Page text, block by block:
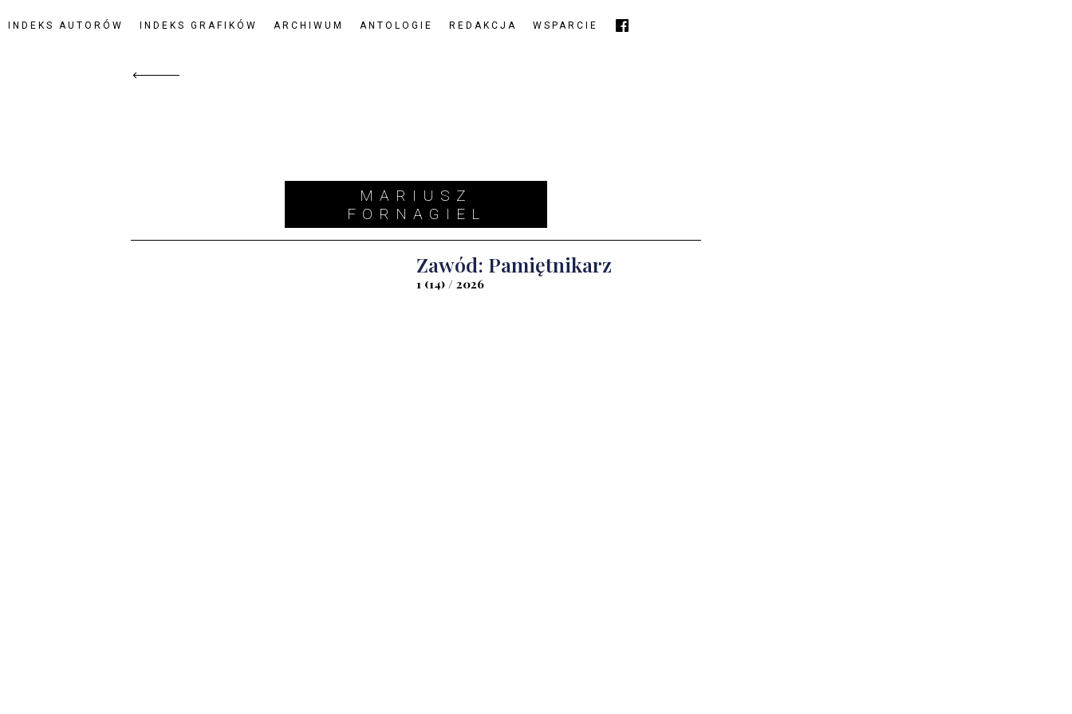
INDEKS AUTORÓW INDEKS GRAFIKÓW ARCHIWUM ANTOLOGIE REDAKCJA WSPARCIE
MARIUSZ
FORNAGIEL
Zawód: Pamiętnikarz
1 (14) / 2026